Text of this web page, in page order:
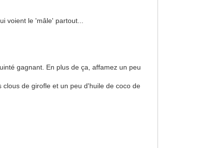
voient le 'mâle' partout...
gagnant. En plus de ça, affamez un peu
de girofle et un peu d'huile de coco de